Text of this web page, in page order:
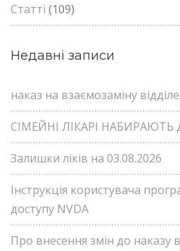
Статті (109)
Недавні записи
наказ на взаємозаміну
СІМЕЙНІ ЛІКАРІ НАБИРАЮТЬ
Залишки ліків на 03.08.2026
Інструкція користувача
доступу NVDA
Про внесення змін до наказу